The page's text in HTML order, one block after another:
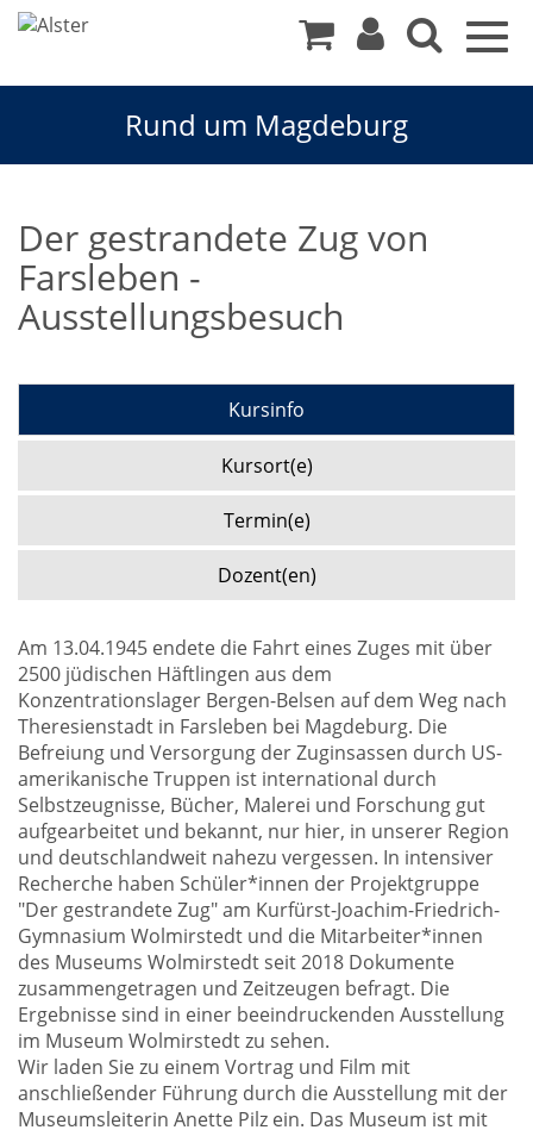
Rund um Magdeburg
Der gestrandete Zug von
Farsleben -
Ausstellungsbesuch
Kursinfo
Kursort(e)
Termin(e)
Dozent(en)
Am 13.04.1945 endete die Fahrt eines Zuges mit über
2500 jüdischen Häftlingen aus dem
Konzentrationslager Bergen-Belsen auf dem Weg nach
Theresienstadt in Farsleben bei Magdeburg. Die
Befreiung und Versorgung der Zuginsassen durch US-
amerikanische Truppen ist international durch
Selbstzeugnisse, Bücher, Malerei und Forschung gut
aufgearbeitet und bekannt, nur hier, in unserer Region
und deutschlandweit nahezu vergessen. In intensiver
Recherche haben Schüler*innen der Projektgruppe
"Der gestrandete Zug" am Kurfürst-Joachim-Friedrich-
Gymnasium Wolmirstedt und die Mitarbeiter*innen
des Museums Wolmirstedt seit 2018 Dokumente
zusammengetragen und Zeitzeugen befragt. Die
Ergebnisse sind in einer beeindruckenden Ausstellung
im Museum Wolmirstedt zu sehen.
Wir laden Sie zu einem Vortrag und Film mit
anschließender Führung durch die Ausstellung mit der
Museumsleiterin Anette Pilz ein. Das Museum ist mit